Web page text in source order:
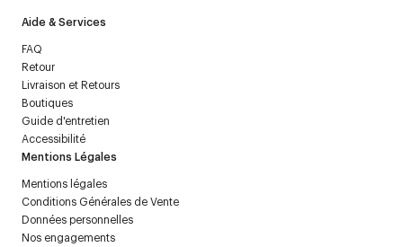
Aide & Services
FAQ
Retour
Livraison et Retours
Boutiques
Guide d'entretien
Accessibilité
Mentions Légales
Mentions légales
Conditions Générales de Vente
Données personnelles
Nos engagements